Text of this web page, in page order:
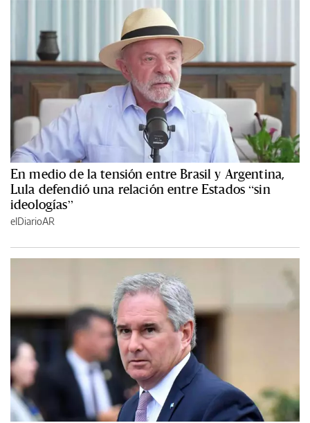
En medio de la tensión entre Brasil y Argentina,
Lula defendió una relación entre Estados “sin
ideologías”
elDiarioAR